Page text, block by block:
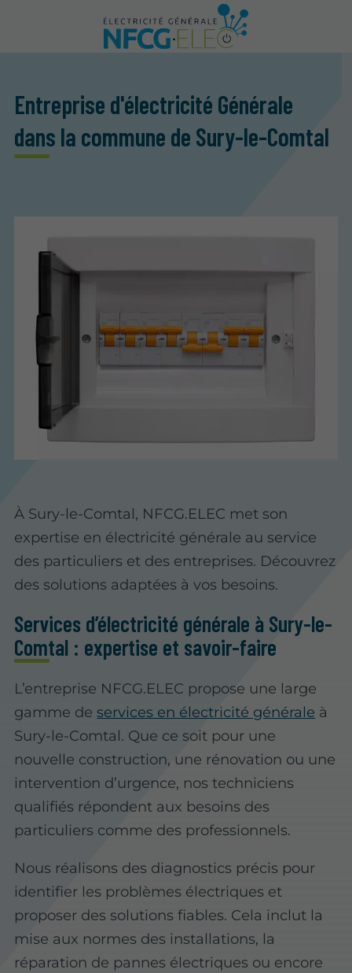
Entreprise d'électricité Générale
dans la commune de Sury-le-Comtal
À Sury-le-Comtal, NFCG.ELEC met son
expertise en électricité générale au service
des particuliers et des entreprises. Découvrez
des solutions adaptées à vos besoins.
Services d’électricité générale à Sury-le-
Comtal : expertise et savoir-faire
L’entreprise NFCG.ELEC propose une large
gamme deservices en électricité générale à
Sury-le-Comtal. Que ce soit pour une
nouvelle construction, une rénovation ou une
intervention d’urgence, nos techniciens
qualifiés répondent aux besoins des
particuliers comme des professionnels.
Nous réalisons des diagnostics précis pour
identifier les problèmes électriques et
proposer des solutions fiables. Cela inclut la
mise aux normes des installations, la
réparation de pannes électriques ou encore